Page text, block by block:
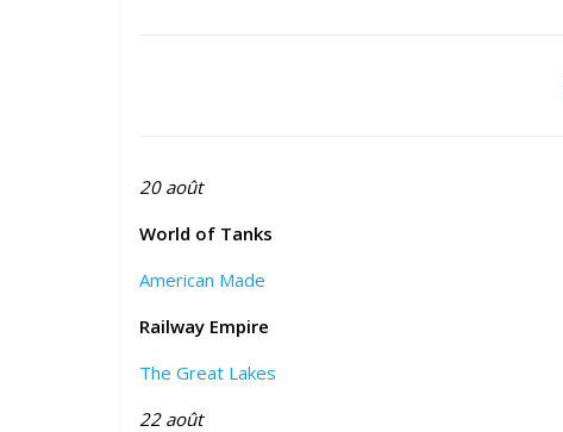
20 août
World of Tanks
American Made
Railway Empire
The Great Lakes
22 août